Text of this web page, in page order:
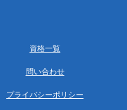
資格一覧
問い合わせ
プライバシーポリシー